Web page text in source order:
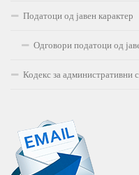
Податоци од јавен карактер
Одговори податоци од
Кодекс за административни